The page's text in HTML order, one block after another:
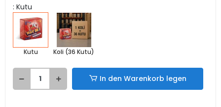
: Kutu
Kutu Koli (36 Kutu)
In den Warenkorb legen